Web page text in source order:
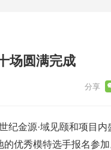
场圆满完成
纪金源·域见颐和项目内
优秀模特选手报名参加